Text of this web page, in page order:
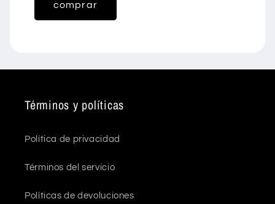
comprar
Términos y políticas
Política de privacidad
Términos del servicio
Políticas de devoluciones